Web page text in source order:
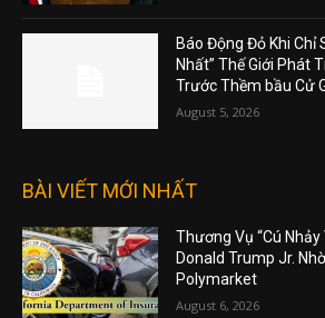
Báo Động Đỏ Khi Chỉ
Nhất” Thế Giới Phát
Trước Thềm bầu Cử
August 5, 2026
BÀI VIẾT MỚI NHẤT
Thương Vụ “Cú
Donald Trump Jr.
Polymarket
August 6, 2026